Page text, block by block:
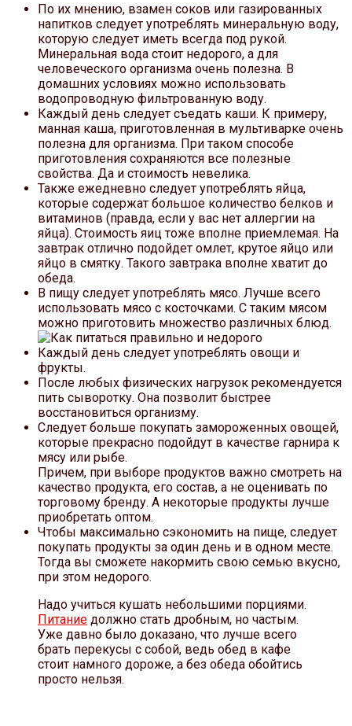
По их мнению, взамен соков или газированных
напитков следует употреблять минеральную воду,
которую следует иметь всегда под рукой.
Минеральная вода стоит недорого, а для
человеческого организма очень полезна. В
домашних условиях можно использовать
водопроводную фильтрованную воду.
Каждый день следует съедать каши. К примеру,
манная каша, приготовленная в мультиварке очень
полезна для организма. При таком способе
приготовления сохраняются все полезные
свойства. Да и стоимость невелика.
Также ежедневно следует употреблять яйца,
которые содержат большое количество белков и
витаминов (правда, если у вас нет аллергии на
яйца). Стоимость яиц тоже вполне приемлемая. На
завтрак отлично подойдет омлет, крутое яйцо или
яйцо в смятку. Такого завтрака вполне хватит до
обеда.
В пищу следует употреблять мясо. Лучше всего
использовать мясо с косточками. С таким мясом
можно приготовить множество различных блюд.
Каждый день следует употреблять овощи и
фрукты.
После любых физических нагрузок рекомендуется
пить сыворотку. Она позволит быстрее
восстановиться организму.
Следует больше покупать замороженных овощей,
которые прекрасно подойдут в качестве гарнира к
мясу или рыбе.
Причем, при выборе продуктов важно смотреть на
качество продукта, его состав, а не оценивать по
торговому бренду. А некоторые продукты лучше
приобретать оптом.
Чтобы максимально сэкономить на пище, следует
покупать продукты за один день и в одном месте.
Тогда вы сможете накормить свою семью вкусно,
при этом недорого.
Надо учиться кушать небольшими порциями.
Питание должно стать дробным, но частым.
Уже давно было доказано, что лучше всего
брать перекусы с собой, ведь обед в кафе
стоит намного дороже, а без обеда обойтись
просто нельзя.